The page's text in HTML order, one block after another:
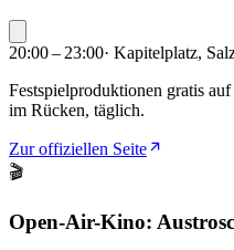
20:00 – 23:00· Kapitelplatz,
Festspielproduktionen gratis
im Rücken, täglich.
Zur offiziellen Seite
🎬
Open-Air-Kino: